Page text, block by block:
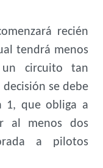
recién
tendrá menos
circuito tan
se debe
1, que obliga a
al menos dos
a pilotos